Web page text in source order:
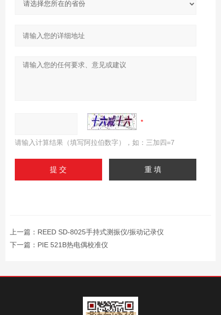
请输入计算结果（填写阿拉伯数字），如：三加四=7
上一篇： REED SD-8025手持式测振仪/振动记录仪
下一篇： PIE 521B热电偶校准仪